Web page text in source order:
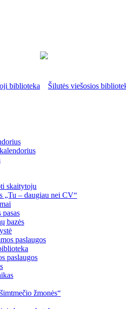
skaitytoju
„Tu – daugiau nei CV“
bazės
paslaugos
paslaugos
žmonės“